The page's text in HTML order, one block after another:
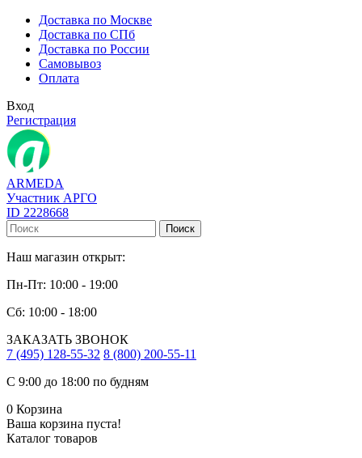
Доставка по Москве
Доставка по СПб
Доставка по России
Самовывоз
Оплата
Вход
Регистрация
ARMEDA
Участник АРГО
ID 2228668
Поиск
Наш магазин открыт:
Пн-Пт: 10:00 - 19:00
Сб: 10:00 - 18:00
ЗАКАЗАТЬ ЗВОНОК
7 (495) 128-55-32 8 (800) 200-55-11
С 9:00 до 18:00 по будням
0 Корзина
Ваша корзина пуста!
Каталог товаров